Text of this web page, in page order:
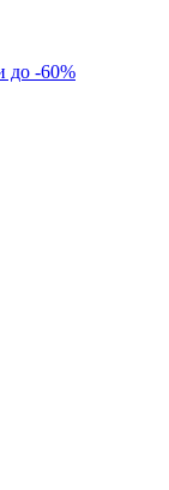
до -60%